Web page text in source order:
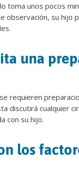
toma unos pocos
observación, su hijo
una
requieren
discutirá cualquier
con su hijo.
los